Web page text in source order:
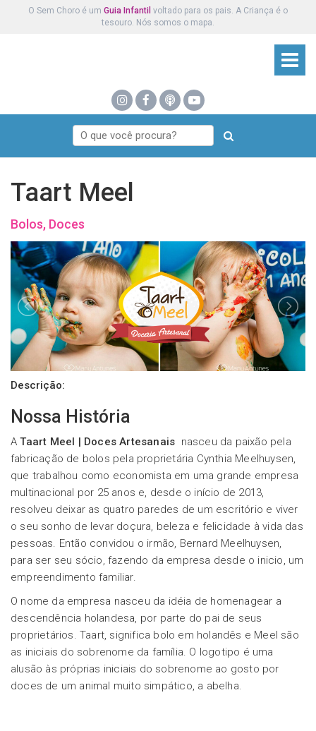
O Sem Choro é um Guia Infantil voltado para os pais. A Criança é o
tesouro. Nós somos o mapa.
Taart Meel
Bolos, Doces
Descrição:
Nossa História
ATaart Meel | Doces Artesanais nasceu da paixão pela
fabricação de bolos pela proprietária Cynthia Meelhuysen,
que trabalhou como economista em uma grande empresa
multinacional por 25 anos e, desde o início de 2013,
resolveu deixar as quatro paredes de um escritório e viver
o seu sonho de levar doçura, beleza e felicidade à vida das
pessoas. Então convidou o irmão, Bernard Meelhuysen,
para ser seu sócio, fazendo da empresa desde o inicio, um
empreendimento familiar.
O nome da empresa nasceu da idéia de homenagear a
descendência holandesa, por parte do pai de seus
proprietários. Taart, significa bolo em holandês e Meel são
as iniciais do sobrenome da família. O logotipo é uma
alusão às próprias iniciais do sobrenome ao gosto por
doces de um animal muito simpático, a abelha.